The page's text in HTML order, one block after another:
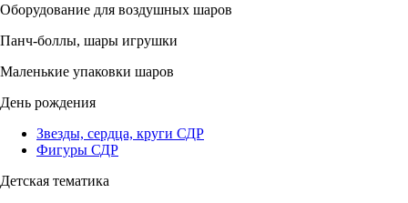
Оборудование для воздушных шаров
Панч-боллы, шары игрушки
Маленькие упаковки шаров
День рождения
Звезды, сердца, круги СДР
Фигуры СДР
Детская тематика